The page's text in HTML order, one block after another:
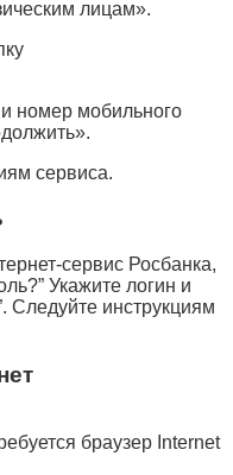
лицам».
номер мобильного
сервиса.
сервис Росбанка,
Укажите логин и
Следуйте инструкциям
браузер Internet